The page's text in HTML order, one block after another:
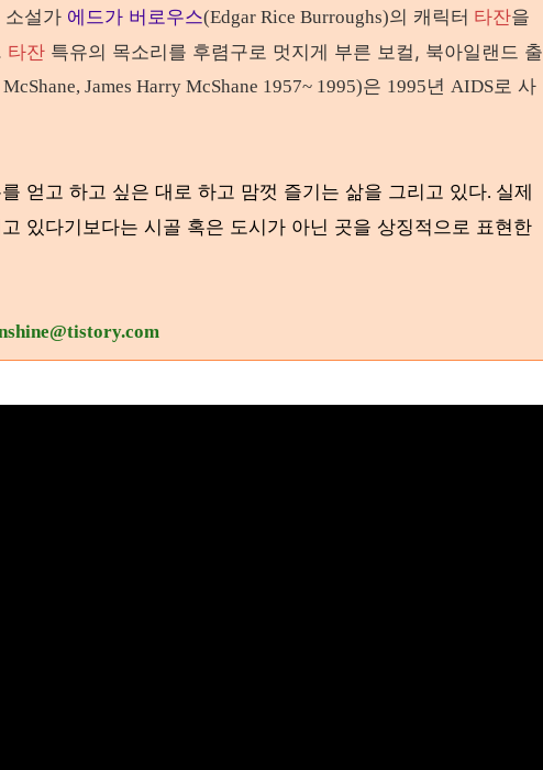
소설가 에드가 버로우스(Edgar Rice Burroughs)의 캐릭터 타잔을
타잔 특유의 목소리를 후렴구로 멋지게 부른 보컬, 북아일랜드 출
James Harry McShane 1957~ 1995)은 1995년 AIDS로 사
얻고 하고 싶은 대로 하고 맘껏 즐기는 삶을 그리고 있다. 실제
있다기보다는 시골 혹은 도시가 아닌 곳을 상징적으로 표현한